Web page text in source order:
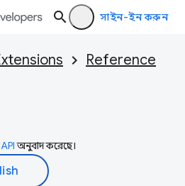
সাইন-ইন করুন
Reference
অনুবাদ করেছে।